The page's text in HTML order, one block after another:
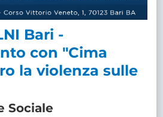
Bari -
con "Cima
la violenza sulle
Sociale